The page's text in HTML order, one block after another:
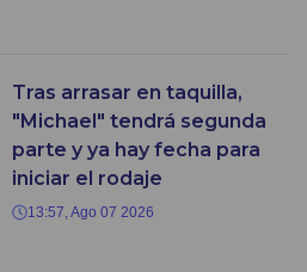
Tras arrasar en taquilla,
"Michael" tendrá segunda
parte y ya hay fecha para
iniciar el rodaje
13:57, Ago 07 2026